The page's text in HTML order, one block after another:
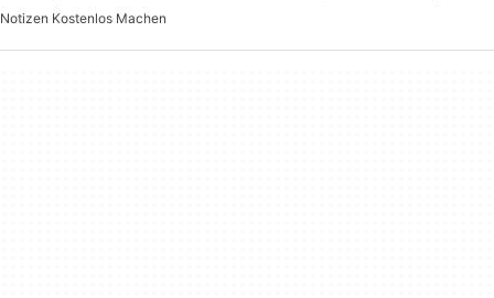
Notizen Kostenlos Machen